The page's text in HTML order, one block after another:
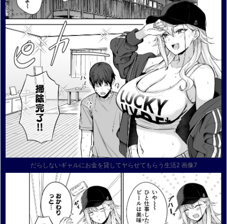
だらしないギャルにお金を貸してヤらせてもらう生活2 画像7